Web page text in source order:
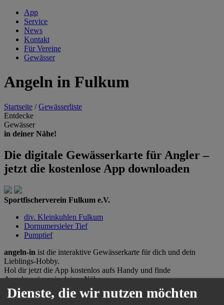
App
Service
News
Kontakt
Für Vereine
Gewässer
Angeln in Fulkum
Startseite /Gewässerliste
Entdecke
Gewässer
in deiner Nähe!
Die digitale Gewässerkarte für Angler –
jetzt die kostenlose App downloaden
Sportfischerverein Fulkum e.V.
div. Kleinkuhlen Fulkum
Dornumersieler Tief
Pumptief
angeln-in ist die interaktive Gewässerkarte für dich und dein
Lieblings-Hobby.
Hol dir jetzt die App kostenlos aufs Handy und finde
Angelgewässer in deiner Nähe.
Dienste, die wir nutzen möchten